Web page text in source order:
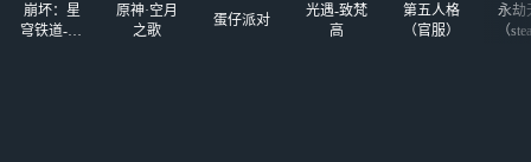
崩坏：星
穹铁道-4.4
原神·空月
之歌
蛋仔派对
光遇-致梵
高
第五人格
（官服）
永劫
（